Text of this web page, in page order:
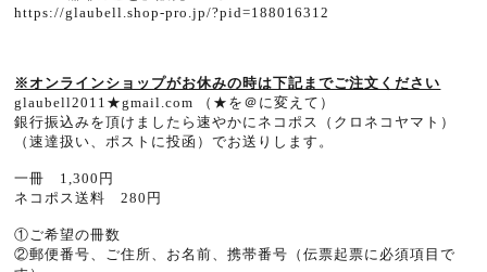
https://glaubell.shop-pro.jp/?pid=188016312
※オンラインショップがお休みの時は下記までご注文ください
glaubell2011★gmail.com （★を＠に変えて）
銀行振込みを頂けましたら速やかにネコポス（クロネコヤマト）
（速達扱い、ポストに投函）でお送りします。
一冊 1,300円
ネコポス送料 280円
①ご希望の冊数
②郵便番号、ご住所、お名前、携帯番号（伝票起票に必須項目で